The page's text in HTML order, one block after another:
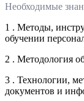
Необходимые
1 . Методы,
обучении
2 . Методология
3 . Технологии,
документов и